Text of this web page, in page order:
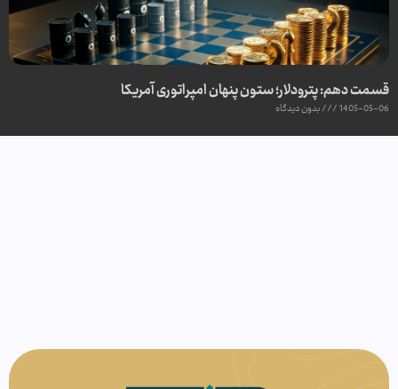
قسمت دهم: پترودلار؛ ستون پنهان امپراتوری آمریکا
1405-05-06 بدون دیدگاه